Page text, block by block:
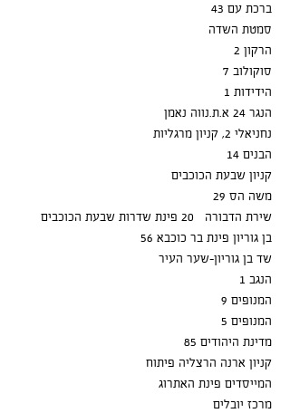
ברכת עם 43
סמטת השדה
הרקון 2
סוקולוב 7
הידידות 1
הנגר 24 א.ת.נווה נאמן
נחניאלי 2, קניון מרגליות
הבנים 14
קניון שבעת הכוכבים
משה הס 29
שירת הדבורה 20 פינת שדרות שבעת הכוכבים
בן גוריון פינת בר כוכבא 56
שד בן גוריון-שער העיר
הנגב 1
המנופים 9
המנופים 5
מדינת היהודים 85
קניון ארנה הרצליה פיתוח
המייסדים פינת האתרוג
מרכז יובלים